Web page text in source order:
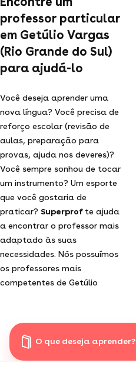
professor particular
em Getúlio Vargas
(Rio Grande do Sul)
para ajudá-lo
Você deseja aprender uma
nova língua? Você precisa de
reforço escolar (revisão de
aulas, preparação para
provas, ajuda nos deveres)?
Você sempre sonhou de tocar
um instrumento? Um esporte
que você gostaria de
praticar? Superprof te ajuda
a encontrar o professor mais
adaptado às suas
necessidades. Nós possuímos
os professores mais
competentes de Getúlio
O que deseja aprender?